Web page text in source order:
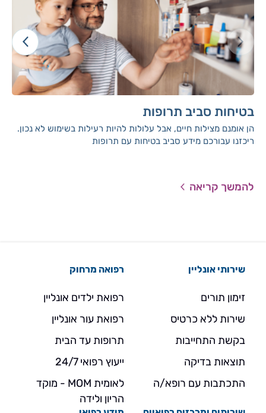
בטיחות סביב תרופות
הן אומנם מצילות חיים, אבל עלולות להיות רעילות בשימוש לא נכון.
ריכזנו עבורכם מידע סביב בטיחות עם תרופות
להמשך קריאה
שירותי אונליין
זימון תורים
שירות ללא כרטיס
בקשת התחייבות
תוצאות בדיקה
התכתבות עם רופא/ה
רפואה מרחוק
רפואת ילדים אונליין
רפואת עור אונליין
תרופות עד הבית
ייעוץ רפואי 24/7
לאומית MOM - מוקד
הריון ולידה